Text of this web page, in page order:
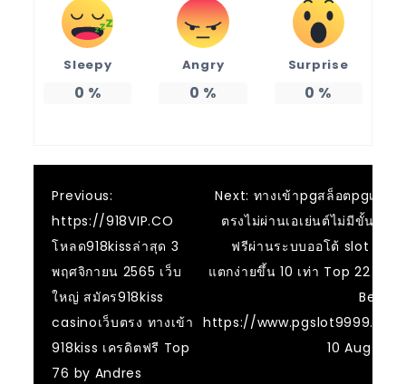
Sleepy
0 %
Angry
0 %
Surprise
0 %
แนะแนว
เรื่อง
Previous:
https://918VIP.CO
โหลด918kissล่าสุด 3
พฤศจิกายน 2565 เว็บ
ใหญ่ สมัคร918kiss
casinoเว็บตรง ทางเข้า
918kiss เครดิตฟรี Top
76 by Andres
Next: ทางเข้าpgสล็อตpgเว็บ
ตรงไม่ผ่านเอเย่นต์ไม่มีขั้นต่ํา
ฟรีผ่านระบบออโต้ slot pg
แตกง่ายขึ้น 10 เท่า Top 22 by
Belle
https://www.pgslot9999.co
10 Aug 23